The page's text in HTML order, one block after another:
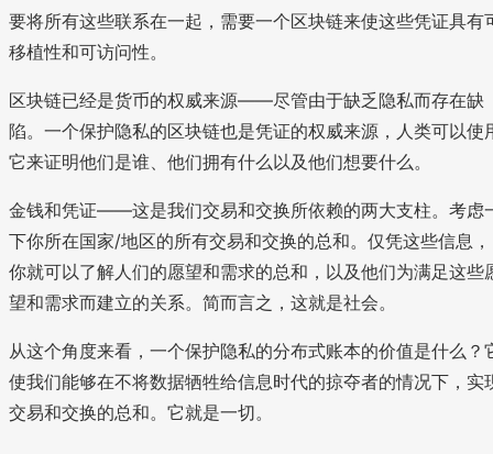
要将所有这些联系在一起，需要一个区块链来使这些凭证具有
移植性和可访问性。
区块链已经是货币的权威来源——尽管由于缺乏隐私而存在缺
陷。一个保护隐私的区块链也是凭证的权威来源，人类可以使
它来证明他们是谁、他们拥有什么以及他们想要什么。
金钱和凭证——这是我们交易和交换所依赖的两大支柱。考虑
下你所在国家/地区的所有交易和交换的总和。仅凭这些信息，
你就可以了解人们的愿望和需求的总和，以及他们为满足这些
望和需求而建立的关系。简而言之，这就是社会。
从这个角度来看，一个保护隐私的分布式账本的价值是什么？
使我们能够在不将数据牺牲给信息时代的掠夺者的情况下，实
交易和交换的总和。它就是一切。